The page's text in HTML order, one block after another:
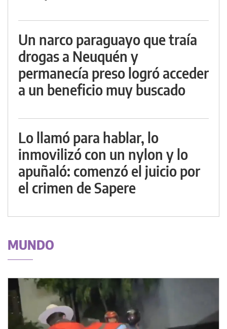
Un narco paraguayo que traía
drogas a Neuquén y
permanecía preso logró acceder
a un beneficio muy buscado
Lo llamó para hablar, lo
inmovilizó con un nylon y lo
apuñaló: comenzó el juicio por
el crimen de Sapere
MUNDO